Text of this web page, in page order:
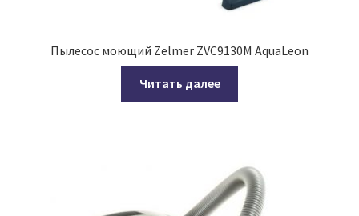
Пылесос моющий Zelmer ZVC9130M AquaLeon
Читать далее